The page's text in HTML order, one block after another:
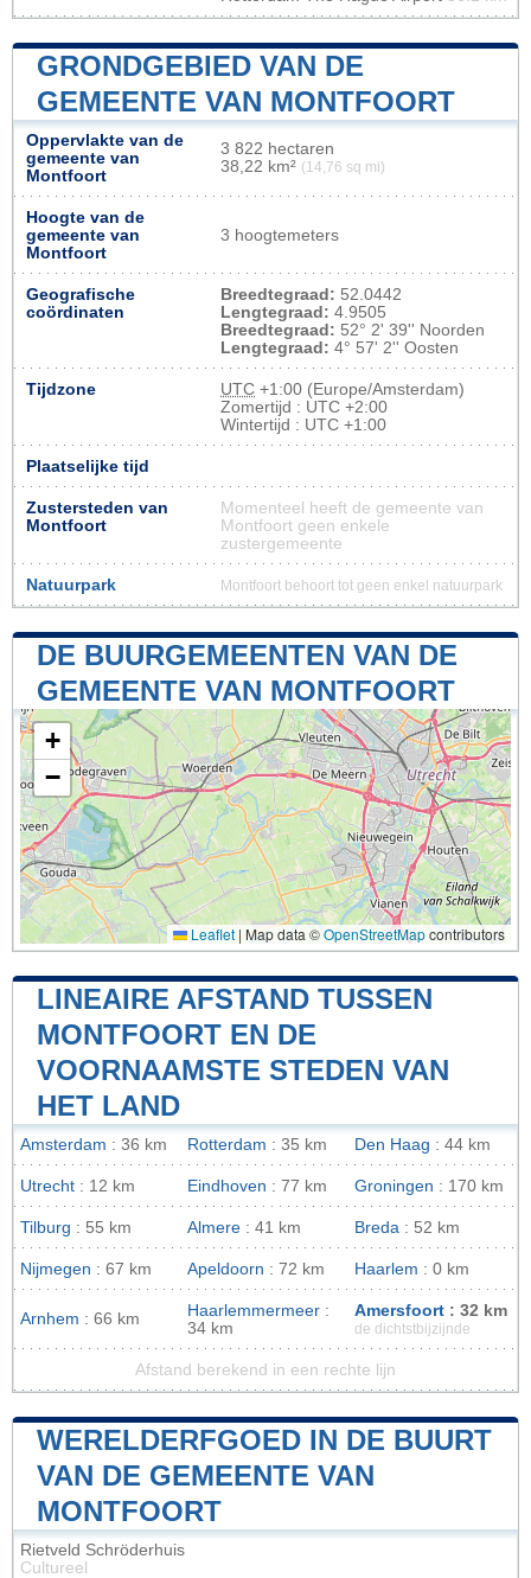
GRONDGEBIED VAN DE
GEMEENTE VAN MONTFOORT
Oppervlakte van de
gemeente van
Montfoort
3 822 hectaren
38,22 km² (14,76 sq mi)
Hoogte van de
gemeente van
Montfoort
3 hoogtemeters
Geografische
coördinaten
Breedtegraad: 52.0442
Lengtegraad: 4.9505
Breedtegraad: 52° 2' 39'' Noorden
Lengtegraad: 4° 57' 2'' Oosten
Tijdzone UTC +1:00 (Europe/Amsterdam)
Zomertijd : UTC +2:00
Wintertijd : UTC +1:00
Plaatselijke tijd
Zustersteden van
Montfoort
Momenteel heeft de gemeente van
Montfoort geen enkele
zustergemeente
Natuurpark Montfoort behoort tot geen enkel natuurpark
DE BUURGEMEENTEN VAN DE
GEMEENTE VAN MONTFOORT
+
−
Leaflet | Map data ©OpenStreetMapcontributors
LINEAIRE AFSTAND TUSSEN
MONTFOORT EN DE
VOORNAAMSTE STEDEN VAN
HET LAND
Amsterdam : 36 km Rotterdam : 35 km Den Haag : 44 km
Utrecht : 12 km Eindhoven : 77 km Groningen : 170 km
Tilburg : 55 km Almere : 41 km Breda : 52 km
Nijmegen : 67 km Apeldoorn : 72 km Haarlem : 0 km
Arnhem : 66 km Haarlemmermeer :
34 km
Amersfoort : 32 km
de dichtstbijzijnde
Afstand berekend in een rechte lijn
WERELDERFGOED IN DE BUURT
VAN DE GEMEENTE VAN
MONTFOORT
Rietveld Schröderhuis
Cultureel